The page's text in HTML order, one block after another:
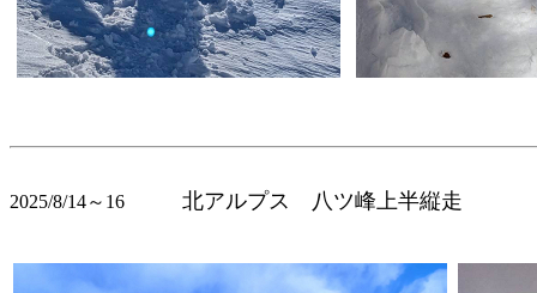
2025/8/14～16 北アルプス 八ツ峰上半縦走